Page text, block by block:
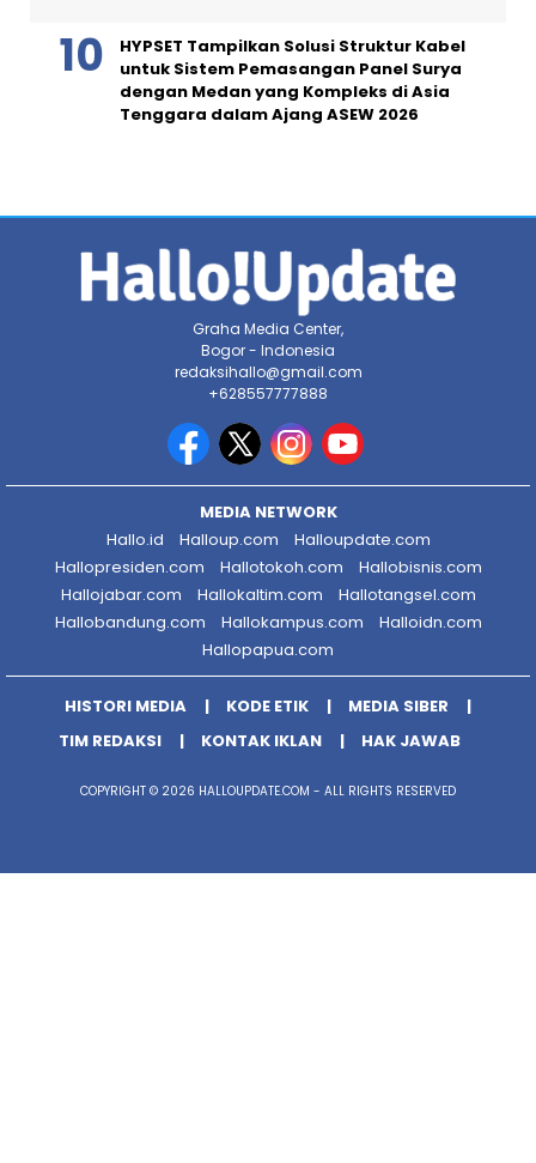
HYPSET Tampilkan Solusi Struktur Kabel
untuk Sistem Pemasangan Panel Surya
dengan Medan yang Kompleks di Asia
Tenggara dalam Ajang ASEW 2026
Graha Media Center,
Bogor - Indonesia
redaksihallo@gmail.com
+628557777888
MEDIA NETWORK
Hallo.id
Halloup.com
Halloupdate.com
Hallopresiden.com
Hallotokoh.com
Hallobisnis.com
Hallojabar.com
Hallokaltim.com
Hallotangsel.com
Hallobandung.com
Hallokampus.com
Halloidn.com
Hallopapua.com
HISTORI MEDIA KODE ETIK
MEDIA SIBER
TIM REDAKSI
KONTAK IKLAN HAK JAWAB
COPYRIGHT © 2026 HALLOUPDATE.COM - ALL RIGHTS RESERVED